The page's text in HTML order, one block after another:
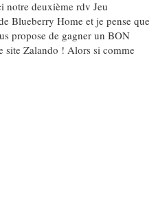
notre deuxième rdv Jeu
Blueberry Home et je pense que
propose de gagner un BON
site Zalando ! Alors si comme